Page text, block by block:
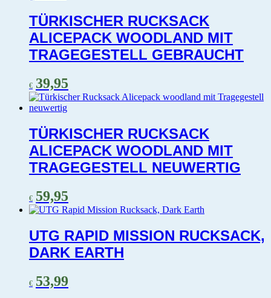
TÜRKISCHER RUCKSACK
ALICEPACK WOODLAND MIT
TRAGEGESTELL GEBRAUCHT
€ 39,95
TÜRKISCHER RUCKSACK
ALICEPACK WOODLAND MIT
TRAGEGESTELL NEUWERTIG
€ 59,95
UTG RAPID MISSION RUCKSACK,
DARK EARTH
€ 53,99